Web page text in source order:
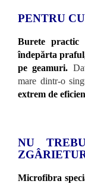
PENTRU
Burete practic
îndepărta
pe geamuri.
mare dintr-o
extrem de
NU
Microfibra